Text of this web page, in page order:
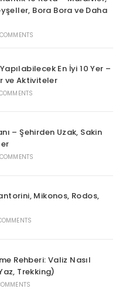
Bora Bora ve Daha
En İyi 10 Yer –
ve Aktiviteler
– Şehirden Uzak, Sakin
Mikonos, Rodos,
Rehberi: Valiz Nasıl
Trekking)